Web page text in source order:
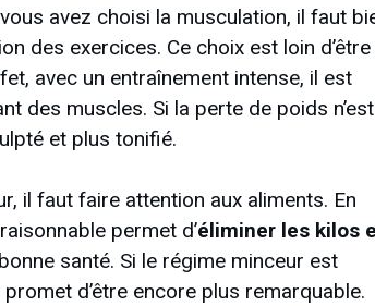
avez choisi la musculation, il faut
des exercices. Ce choix est loin d’être
avec un entraînement intense, il est
des muscles. Si la perte de poids n’est
et plus tonifié.
il faut faire attention aux aliments. En
permet d’éliminer les kilos
santé. Si le régime minceur est
d’être encore plus remarquable.